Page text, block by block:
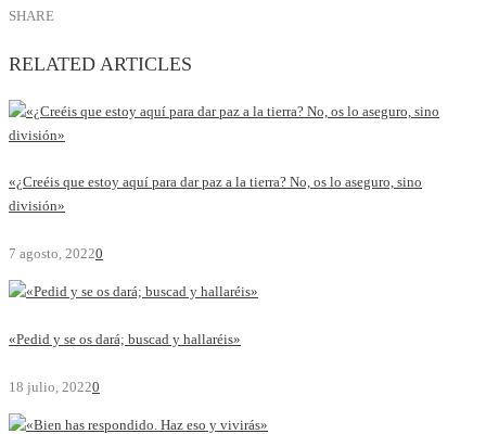
SHARE
RELATED ARTICLES
«¿Creéis que estoy aquí para dar paz a la tierra? No, os lo aseguro, sino
división»
7 agosto, 20220
«Pedid y se os dará; buscad y hallaréis»
18 julio, 20220